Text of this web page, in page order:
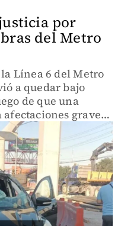
por
del Metro
Línea 6 del Metro
a quedar bajo
de que una
graves
con las